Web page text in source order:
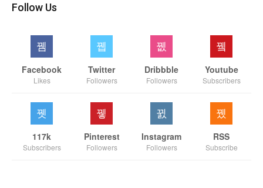
Follow Us
Facebook
Likes
Twitter
Followers
Dribbble
Followers
Youtube
Subscribers
117k
Subscribers
Pinterest
Followers
Instagram
Followers
RSS
Subscribe